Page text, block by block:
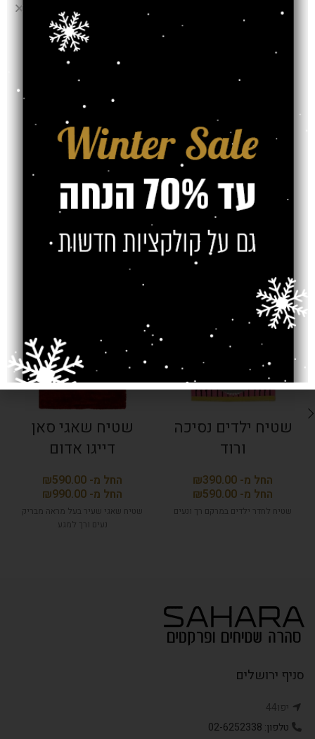
צרו קשר
מוצרים קשורים
SOLD OUT
שטיח ילדים נסיכה
ורוד
₪
₪
שטיח לחדר ילדים במרקם רך ונעים
SOLD OUT
שטיח שאגי סאן
דייגו אדום
₪
₪
שטיח שאגי שעיר בעל מראה מבריק
נעים ורך למגע
סניף ירושלים
יפו44
טלפון: 02-6252338